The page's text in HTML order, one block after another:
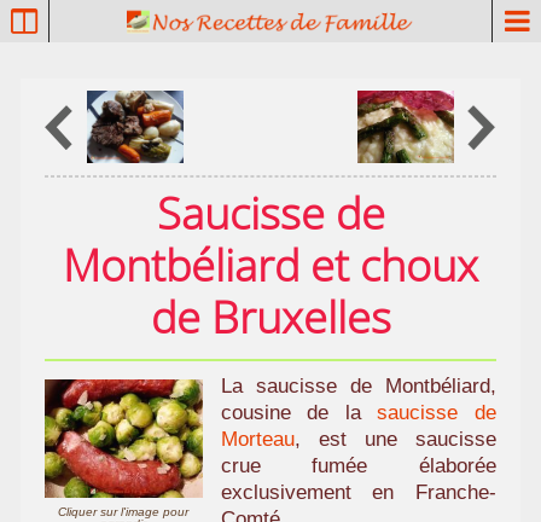
P
Saucisse de
Montbéliard et choux
de Bruxelles
Cliquer sur l'image pour
La saucisse de Montbéliard,
cousine de lasaucisse de
Morteau, est une saucisse
crue fumée élaborée
exclusivement en Franche-